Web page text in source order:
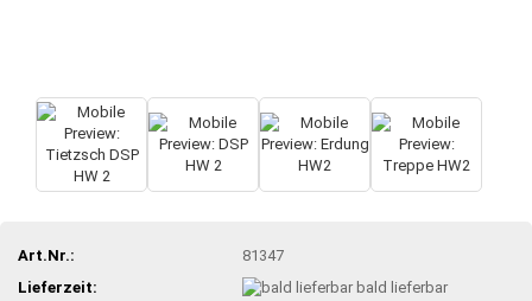
Art.Nr.:
81347
Lieferzeit:
bald lieferbar